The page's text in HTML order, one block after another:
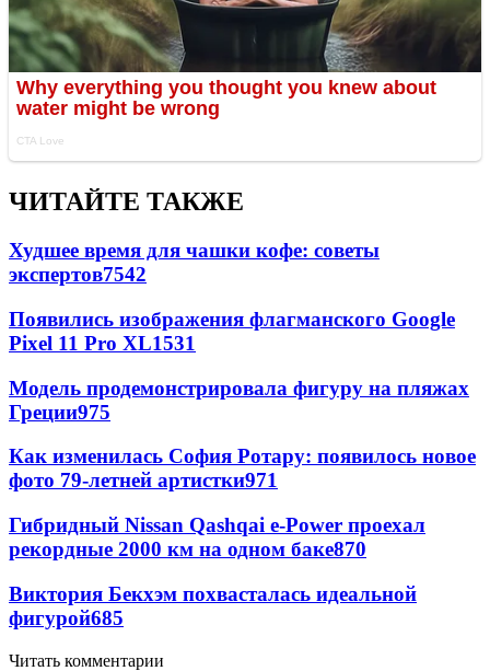
ЧИТАЙТЕ ТАКЖЕ
Худшее время для чашки кофе: советы
экспертов7542
Появились изображения флагманского Google
Pixel 11 Pro XL1531
Модель продемонстрировала фигуру на пляжах
Греции975
Как изменилась София Ротару: появилось новое
фото 79-летней артистки971
Гибридный Nissan Qashqai e-Power проехал
рекордные 2000 км на одном баке870
Виктория Бекхэм похвасталась идеальной
фигурой685
Читать комментарии